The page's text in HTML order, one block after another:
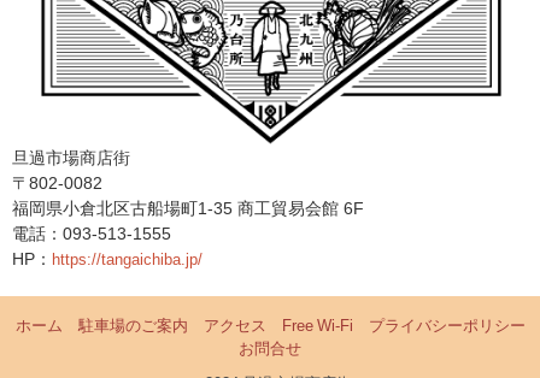
旦過市場商店街
〒802-0082
福岡県小倉北区古船場町1-35 商工貿易会館 6F
電話：093-513-1555
HP：
https://tangaichiba.jp/
ホーム 駐車場のご案内 アクセス Free Wi-Fi
プライバシーポリシー
お問合せ